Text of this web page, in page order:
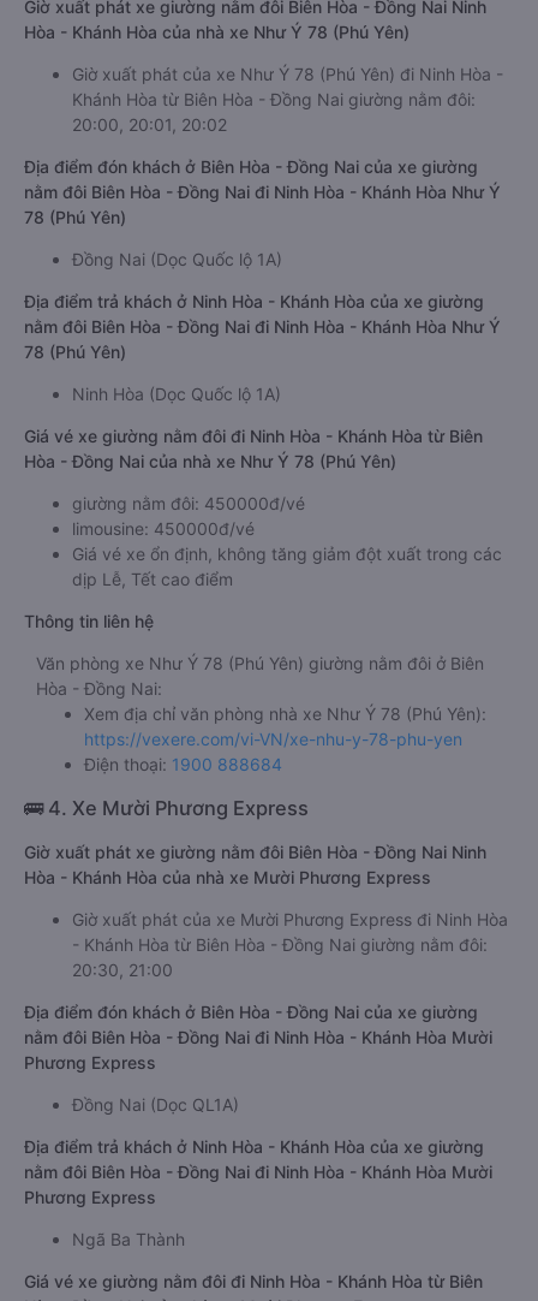
Giờ xuất phát xe giường nằm đôi Biên Hòa - Đồng Nai Ninh
Hòa - Khánh Hòa của nhà xe Như Ý 78 (Phú Yên)
Giờ xuất phát của xe Như Ý 78 (Phú Yên) đi Ninh Hòa -
Khánh Hòa từ Biên Hòa - Đồng Nai giường nằm đôi:
20:00, 20:01, 20:02
Địa điểm đón khách ở Biên Hòa - Đồng Nai của xe giường
nằm đôi Biên Hòa - Đồng Nai đi Ninh Hòa - Khánh Hòa Như Ý
78 (Phú Yên)
Đồng Nai (Dọc Quốc lộ 1A)
Địa điểm trả khách ở Ninh Hòa - Khánh Hòa của xe giường
nằm đôi Biên Hòa - Đồng Nai đi Ninh Hòa - Khánh Hòa Như Ý
78 (Phú Yên)
Ninh Hòa (Dọc Quốc lộ 1A)
Giá vé xe giường nằm đôi đi Ninh Hòa - Khánh Hòa từ Biên
Hòa - Đồng Nai của nhà xe Như Ý 78 (Phú Yên)
giường nằm đôi: 450000đ/vé
limousine: 450000đ/vé
Giá vé xe ổn định, không tăng giảm đột xuất trong các
dịp Lễ, Tết cao điểm
Thông tin liên hệ
Văn phòng xe Như Ý 78 (Phú Yên) giường nằm đôi ở Biên
Hòa - Đồng Nai:
Xem địa chỉ văn phòng nhà xe Như Ý 78 (Phú Yên):
https://vexere.com/vi-VN/xe-nhu-y-78-phu-yen
Điện thoại: 1900 888684
🚌 4. Xe Mười Phương Express
Giờ xuất phát xe giường nằm đôi Biên Hòa - Đồng Nai Ninh
Hòa - Khánh Hòa của nhà xe Mười Phương Express
Giờ xuất phát của xe Mười Phương Express đi Ninh Hòa
- Khánh Hòa từ Biên Hòa - Đồng Nai giường nằm đôi:
20:30, 21:00
Địa điểm đón khách ở Biên Hòa - Đồng Nai của xe giường
nằm đôi Biên Hòa - Đồng Nai đi Ninh Hòa - Khánh Hòa Mười
Phương Express
Đồng Nai (Dọc QL1A)
Địa điểm trả khách ở Ninh Hòa - Khánh Hòa của xe giường
nằm đôi Biên Hòa - Đồng Nai đi Ninh Hòa - Khánh Hòa Mười
Phương Express
Ngã Ba Thành
Giá vé xe giường nằm đôi đi Ninh Hòa - Khánh Hòa từ Biên